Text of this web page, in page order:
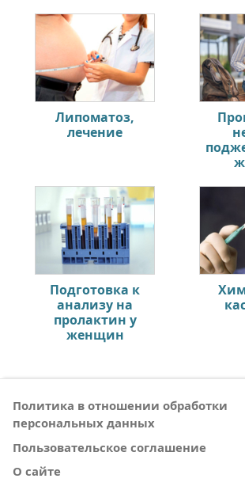
Липоматоз,
лечение
Подготовка к
анализу на
пролактин у
женщин
Политика в отношении обработки
персональных данных
Пользовательское соглашение
О сайте